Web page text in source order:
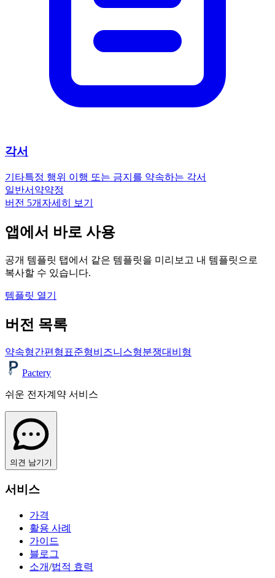
각서
기타특정 행위 이행 또는 금지를 약속하는 각서
일반서약약정
버전 5개 자세히 보기
앱에서 바로 사용
공개 템플릿 탭에서 같은 템플릿을 미리보고 내 템플릿으로
복사할 수 있습니다.
템플릿 열기
버전 목록
약속형간편형표준형비즈니스형분쟁대비형
Pactery
쉬운 전자계약 서비스
의견 남기기
서비스
가격
활용 사례
가이드
블로그
소개/법적 효력